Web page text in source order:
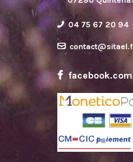
04 75 67 20 94